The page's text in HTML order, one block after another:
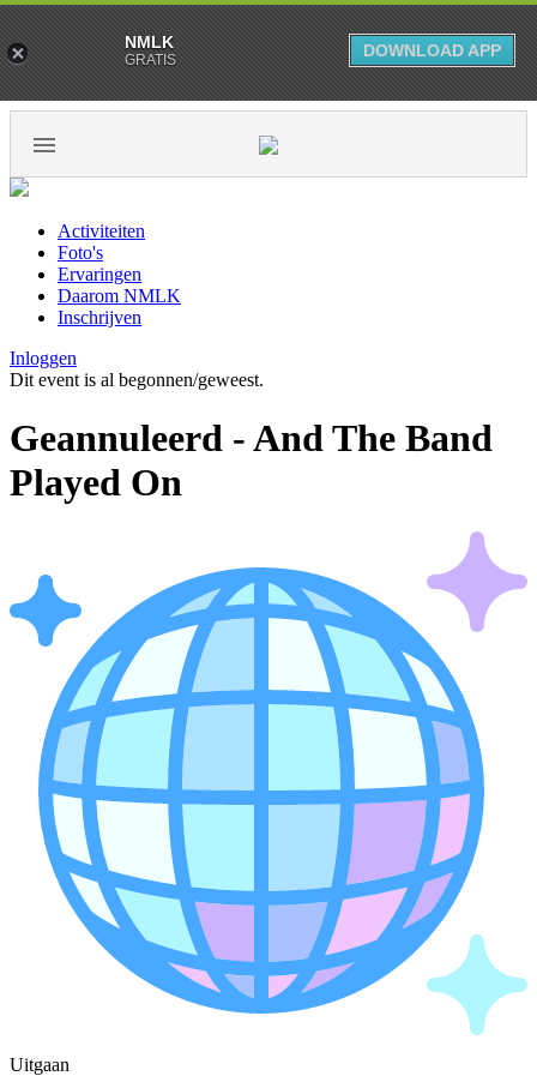
Activiteiten
Foto's
Ervaringen
Daarom NMLK
Inschrijven
Inloggen
Dit event is al begonnen/geweest.
Geannuleerd - And The Band
Played On
Uitgaan
NMLK
GRATIS DOWNLOAD APP